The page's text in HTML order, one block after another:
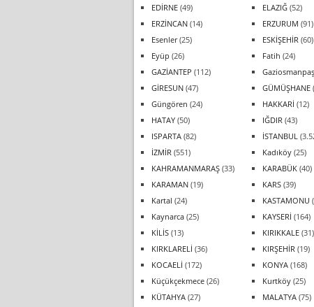
EDİRNE (49) ELAZIĞ (52)
ERZİNCAN (14) ERZURUM (91)
Esenler(25) ESKİŞEHİR (60)
Eyüp (26) Fatih (24)
GAZİANTEP (112)
GİRESUN (47) GÜMÜŞHANE
Güngören (24) HAKKARİ (12)
HATAY (50) IĞDIR (43)
ISPARTA (82) İSTANBUL
İZMİR (551) Kadıköy (25)
KAHRAMANMARAŞ (33) KARABÜK (40)
KARAMAN (19) KARS (39)
Kartal (24) KASTAMONU
Kaynarca (25) KAYSERİ (164)
KİLİS (13) KIRIKKALE (31)
KIRKLARELİ (36) KIRŞEHİR (19)
KOCAELİ (172) KONYA (168)
Küçükçekmece (26) Kurtköy (25)
KÜTAHYA (27) MALATYA (75)